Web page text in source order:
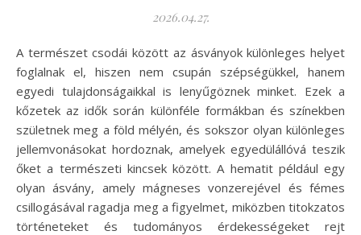
2026.04.27.
A természet csodái között az ásványok különleges helyet
foglalnak el, hiszen nem csupán szépségükkel, hanem
egyedi tulajdonságaikkal is lenyűgöznek minket. Ezek a
kőzetek az idők során különféle formákban és színekben
születnek meg a föld mélyén, és sokszor olyan különleges
jellemvonásokat hordoznak, amelyek egyedülállóvá teszik
őket a természeti kincsek között. A hematit például egy
olyan ásvány, amely mágneses vonzerejével és fémes
csillogásával ragadja meg a figyelmet, miközben titokzatos
történeteket és tudományos érdekességeket rejt